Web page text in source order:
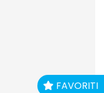
FAVORITI